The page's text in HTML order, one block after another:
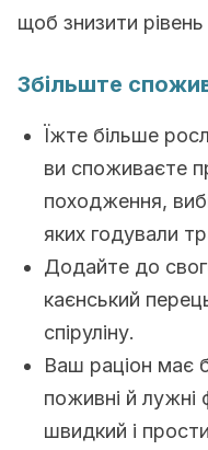
щоб знизити
Збільште
Їжте більше
ви споживаєте
походження,
яких годували
Додайте до
каєнський
спіруліну.
Ваш раціон має
поживні й лужні
швидкий і